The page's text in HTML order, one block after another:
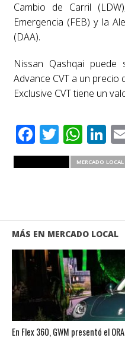
Cambio de Carril
Emergencia (FEB) y la
(DAA).
Nissan Qashqai
Advance CVT a un precio
Exclusive CVT tiene un
Facebook
Twitter
MERCADO LOCAL
MÁS EN MERCADO LOCAL
En Flex 360, GWM presentó el